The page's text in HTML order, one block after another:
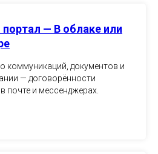
— В облаке или
коммуникаций, документов и
— договорённости
почте и мессенджерах.